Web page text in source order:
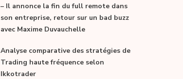
– Il annonce la fin du full remote dans
son entreprise, retour sur un bad buzz
avec Maxime Duvauchelle
Analyse comparative des stratégies de
Trading haute fréquence selon
Ikkotrader